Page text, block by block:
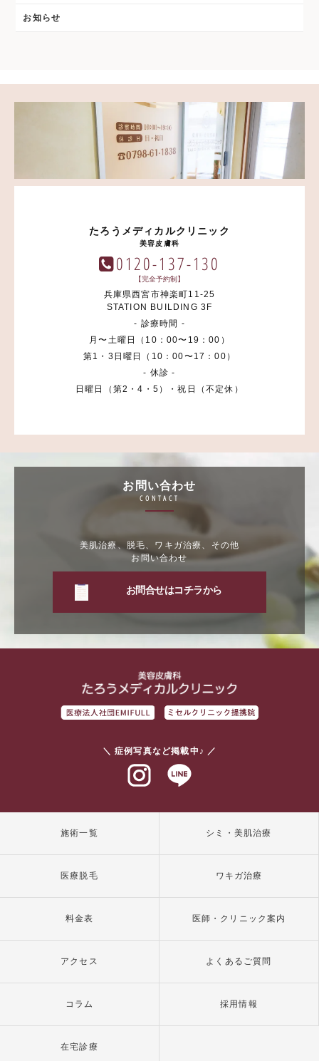
お知らせ
たろうメディカルクリニック
美容皮膚科
0120-137-130
【完全予約制】
兵庫県西宮市神楽町11-25
STATION BUILDING 3F
- 診療時間 -
月〜土曜日（10：00〜19：00）
第1・3日曜日（10：00〜17：00）
- 休診 -
日曜日（第2・4・5）・祝日（不定休）
お問い合わせ
CONTACT
美肌治療、脱毛、ワキガ治療、その他
お問い合わせ
お問合せはコチラから
＼ 症例写真など掲載中♪ ／
インスタグラム
施術一覧 シミ・美肌治療
医療脱毛 ワキガ治療
料金表 医師・クリニック案内
アクセス よくあるご質問
コラム 採用情報
在宅診療